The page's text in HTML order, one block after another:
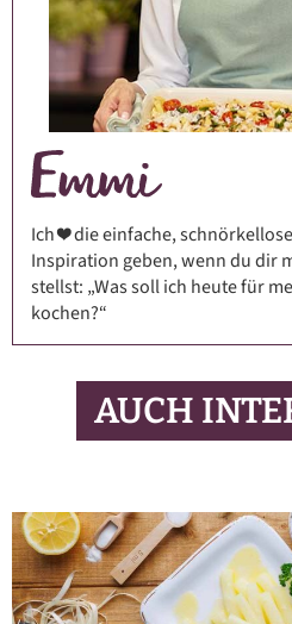
Ich ❤️ die einfache,
Inspiration geben, wenn du dir
stellst: „Was soll ich heute für
kochen?“
AUCH